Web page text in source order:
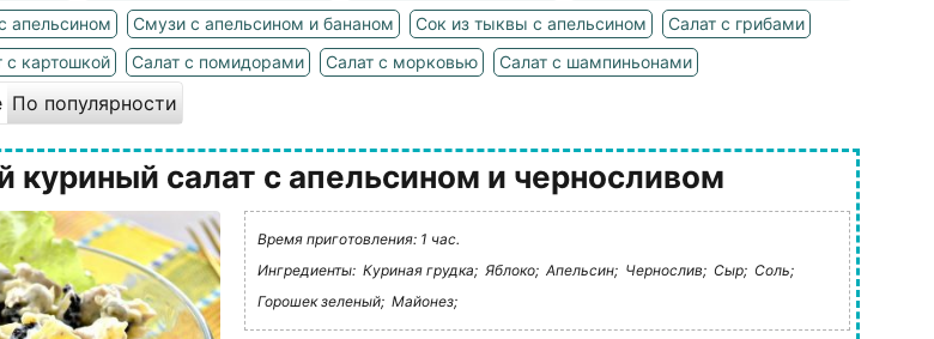
апельсином
Смузи с апельсином и бананом Сок из тыквы с апельсином
Салат с грибами
с картошкой
Салат с помидорами Салат с морковью Салат с шампиньонами
По популярности
куриный салат с апельсином и черносливом
Время приготовления: 1 час.
Ингредиенты: Куриная грудка; Яблоко; Апельсин; Чернослив; Сыр; Соль;
Горошек зеленый; Майонез;